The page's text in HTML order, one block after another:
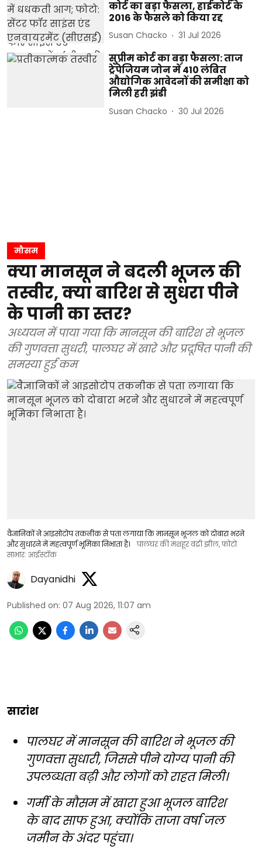
कोर्ट का बड़ा फैसला, हाईकोर्ट के
2016 के फैसले को किया रद्द
Susan Chacko 31 Jul 2026
सुप्रीम कोर्ट का बड़ा फैसला: ताज
ट्रेपेजियम जोन में 410 लंबित
औद्योगिक आवेदनों की समीक्षा को
मिली हरी झंडी
Susan Chacko 30 Jul 2026
मौसम
क्या मानसून ने बदली भूजल की
तस्वीर, क्या बारिश से सुधरा पीने
के पानी का स्तर?
अध्ययन में पाया गया कि मानसून की बारिश से भूजल
की गुणवत्ता सुधरी, पालघर में खारे और प्रदूषित पानी की
समस्या हुई कम
वैज्ञानिकों ने आइसोटोप तकनीक से पता लगाया कि मानसून भूजल को दोबारा भरने
और सुधारने में महत्वपूर्ण भूमिका निभाता है।
पालघर की मशहूर वंद्री झील, फोटो
साभार: आईस्टॉक
Dayanidhi
Published on: 07 Aug 2026, 11:07 am
सारांश
पालघर में मानसून की बारिश ने भूजल की
गुणवत्ता सुधारी, जिससे पीने योग्य पानी की
उपलब्धता बढ़ी और लोगों को राहत मिली।
गर्मी के मौसम में खारा हुआ भूजल बारिश
के बाद साफ हुआ, क्योंकि ताजा वर्षा जल
जमीन के अंदर पहुंचा।